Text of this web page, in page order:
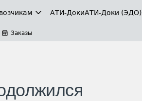
АТИ-ДокиАТИ-Доки (ЭДО)
Заказы